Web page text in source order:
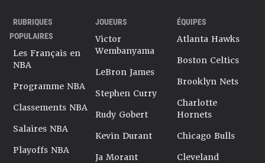
RUBRIQUES
POPULAIRES
Les Français en
NBA
Programme NBA
Classements NBA
Salaires NBA
Playoffs NBA
JOUEURS
Victor
Wembanyama
LeBron James
Stephen Curry
Rudy Gobert
Kevin Durant
Ja Morant
ÉQUIPES
Atlanta Hawks
Boston Celtics
Brooklyn Nets
Charlotte
Hornets
Chicago Bulls
Cleveland